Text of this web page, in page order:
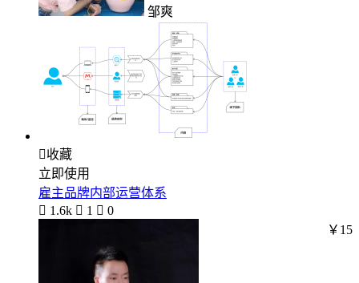
邹爽
收藏
立即使用
雇主品牌内部运营体系
 1.6k  1  0
￥15